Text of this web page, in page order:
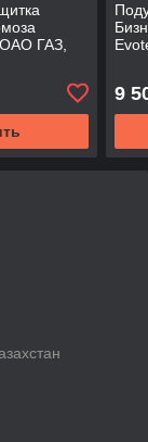
ОАО ГАЗ,
9